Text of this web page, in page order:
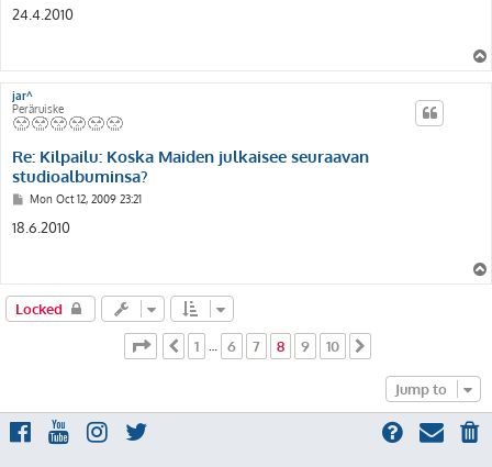
s
t
24.4.2010
jar^
Peräruiske
Re: Kilpailu: Koska Maiden julkaisee seuraavan
studioalbuminsa?
P
s
t
Mon Oct 12, 2009 23:21
18.6.2010
Locked
Page 8of 10
Previous
1 6 7 8 9 10
Jump to